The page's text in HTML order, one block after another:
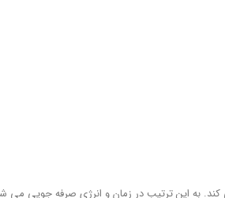
به این ترتیب در زمان و انرژی صرفه جویی می